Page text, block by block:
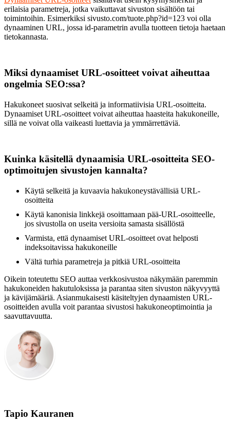
erilaisia parametreja, jotka vaikuttavat sivuston sisältöön tai
toimintoihin. Esimerkiksi sivusto.com/tuote.php?id=123 voi olla
dynaaminen URL, jossa id-parametrin avulla tuotteen tietoja haetaan
tietokannasta.
Miksi dynaamiset URL-osoitteet voivat aiheuttaa
ongelmia SEO:ssa?
Hakukoneet suosivat selkeitä ja informatiivisia URL-osoitteita.
Dynaamiset URL-osoitteet voivat aiheuttaa haasteita hakukoneille,
sillä ne voivat olla vaikeasti luettavia ja ymmärrettäviä.
Kuinka käsitellä dynaamisia URL-osoitteita SEO-
optimoitujen sivustojen kannalta?
Käytä selkeitä ja kuvaavia hakukoneystävällisiä URL-
osoitteita
Käytä kanonisia linkkejä osoittamaan pää-URL-osoitteelle,
jos sivustolla on useita versioita samasta sisällöstä
Varmista, että dynaamiset URL-osoitteet ovat helposti
indeksoitavissa hakukoneille
Vältä turhia parametreja ja pitkiä URL-osoitteita
Oikein toteutettu SEO auttaa verkkosivustoa näkymään paremmin
hakukoneiden hakutuloksissa ja parantaa siten sivuston näkyvyyttä
ja kävijämääriä. Asianmukaisesti käsiteltyjen dynaamisten URL-
osoitteiden avulla voit parantaa sivustosi hakukoneoptimointia ja
saavuttavuutta.
Tapio Kauranen